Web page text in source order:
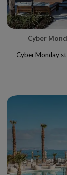
Cyber
Cyber Monday